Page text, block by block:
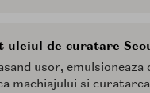
uleiul de curatare
usor,
machiajului si